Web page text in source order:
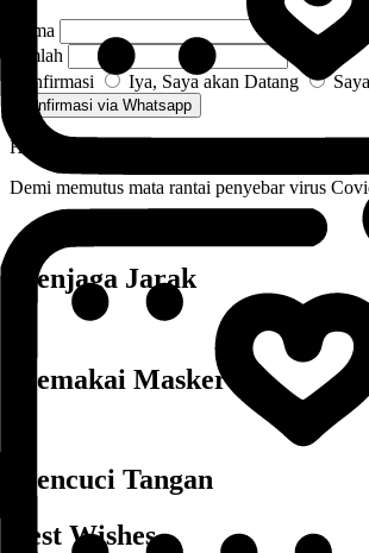
Nama
Jumlah
Konfirmasi
Iya, Saya akan Datang
Konfirmasi via Whatsapp
Health Protocol
Demi memutus mata rantai penyebar virus
Menjaga Jarak
Memakai Masker
Mencuci Tangan
Best Wishes